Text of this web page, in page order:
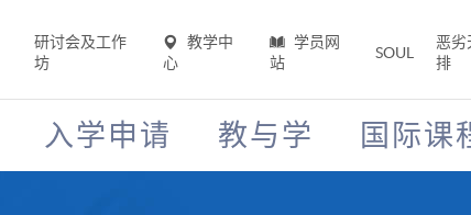
研讨会及工作
坊
教学中
心
学员网
站
SOUL
恶劣
排
入学申请 教与学 国际课